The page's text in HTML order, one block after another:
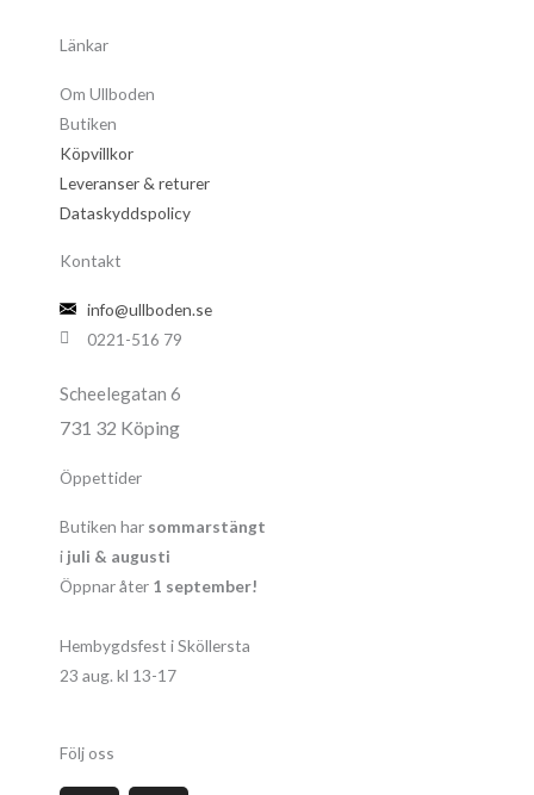
Länkar
Om Ullboden
Butiken
Köpvillkor
Leveranser & returer
Dataskyddspolicy
Kontakt
info@ullboden.se
0221-516 79
Scheelegatan 6
731 32 Köping
Öppettider
Butiken har sommarstängt
i juli & augusti
Öppnar åter 1 september!
Hembygdsfest i Sköllersta
23 aug. kl 13-17
Följ oss